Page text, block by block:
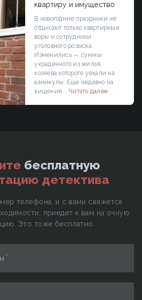
квартиру и имущество
В новогодние праздники не
отдыхают только квартирные
воры и сотрудники
уголовного розыска.
Изменились — суммы
украденного из жилья,
хозяева которого уехали на
каникулы. Еще недавно на
хищение... Читать далее
бесплатную
детектива
телефона, и с вами свяжется
приедет к вам на очную
Это тоже бесплатно.